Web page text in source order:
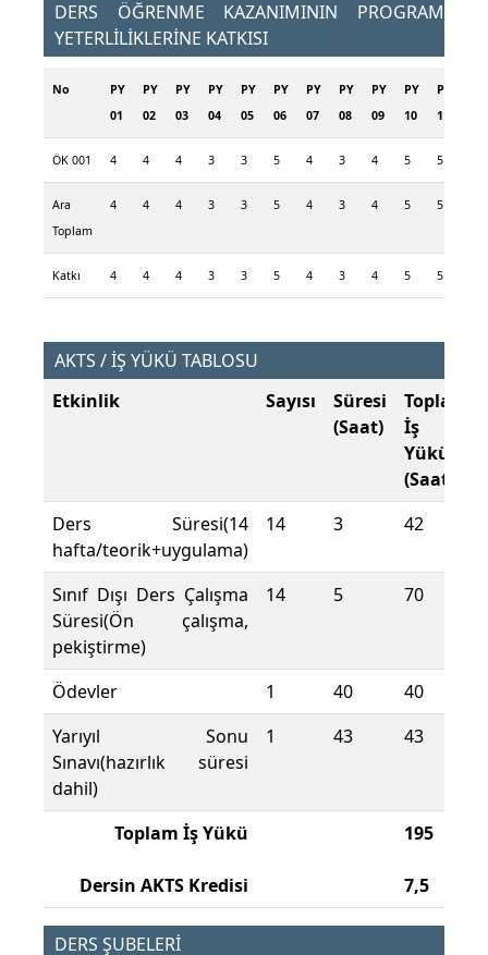
DERS ÖĞRENME KAZANIMININ PROGRAM
YETERLİLİKLERİNE KATKISI
No
PY
01
PY
02
PY
03
PY
04
PY
05
PY
06
PY
07
PY
08
PY
09
PY
10
PY
11
ÖK 001 4 4 4 3 3 5 4 3 4 5 5
Ara
Toplam
4 4 4 3 3 5 4 3 4 5 5
Katkı 4 4 4 3 3 5 4 3 4 5 5
AKTS / İŞ YÜKÜ TABLOSU
Etkinlik
Sayısı
Süresi
(Saat)
Toplam
İş
Yükü
(Saat)
Ders Süresi(14
hafta/teorik+uygulama)
14 3 42
Sınıf Dışı Ders Çalışma
Süresi(Ön çalışma,
pekiştirme)
14 5 70
Ödevler 1 40
40
Yarıyıl Sonu
Sınavı(hazırlık süresi
dahil)
1 43 43
Toplam İş Yükü
Dersin AKTS Kredisi
195
7,5
DERS ŞUBELERİ